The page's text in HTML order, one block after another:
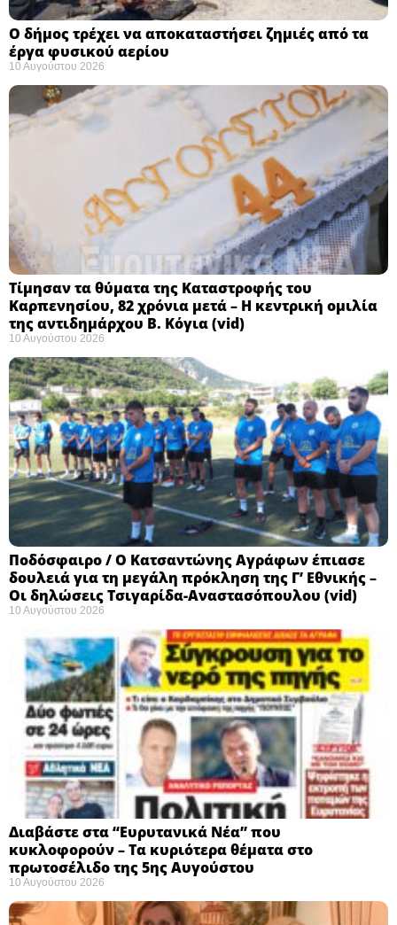
Ο δήμος τρέχει να αποκαταστήσει ζημιές από τα
έργα φυσικού αερίου
10 Αυγούστου 2026
Τίμησαν τα θύματα της Καταστροφής του
Καρπενησίου, 82 χρόνια μετά – Η κεντρική ομιλία
της αντιδημάρχου Β. Κόγια (vid)
10 Αυγούστου 2026
Ποδόσφαιρο / Ο Κατσαντώνης Αγράφων έπιασε
δουλειά για τη μεγάλη πρόκληση της Γ’ Εθνικής –
Οι δηλώσεις Τσιγαρίδα-Αναστασόπουλου (vid)
10 Αυγούστου 2026
Διαβάστε στα “Ευρυτανικά Νέα” που
κυκλοφορούν – Τα κυριότερα θέματα στο
πρωτοσέλιδο της 5ης Αυγούστου
10 Αυγούστου 2026